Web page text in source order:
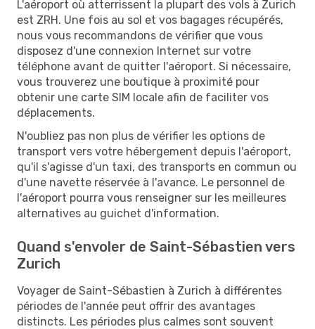
L'aéroport où atterrissent la plupart des vols à Zurich
est ZRH. Une fois au sol et vos bagages récupérés,
nous vous recommandons de vérifier que vous
disposez d'une connexion Internet sur votre
téléphone avant de quitter l'aéroport. Si nécessaire,
vous trouverez une boutique à proximité pour
obtenir une carte SIM locale afin de faciliter vos
déplacements.
N'oubliez pas non plus de vérifier les options de
transport vers votre hébergement depuis l'aéroport,
qu'il s'agisse d'un taxi, des transports en commun ou
d'une navette réservée à l'avance. Le personnel de
l'aéroport pourra vous renseigner sur les meilleures
alternatives au guichet d'information.
Quand s'envoler de Saint-Sébastien vers
Zurich
Voyager de Saint-Sébastien à Zurich à différentes
périodes de l'année peut offrir des avantages
distincts. Les périodes plus calmes sont souvent